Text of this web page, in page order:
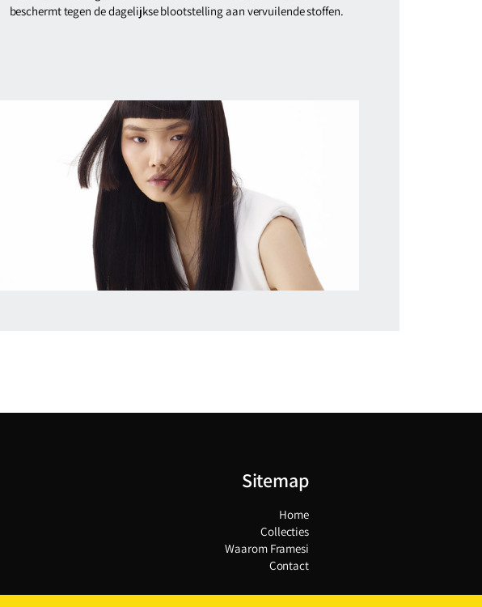
beschermt tegen de dagelijkse blootstelling aan vervuilende stoffen.
Sitemap
Home
Collecties
Waarom Framesi
Contact